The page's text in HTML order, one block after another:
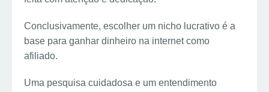
Conclusivamente, escolher um nicho lucrativo é a
base para ganhar dinheiro na internet como
afiliado.
Uma pesquisa cuidadosa e um entendimento